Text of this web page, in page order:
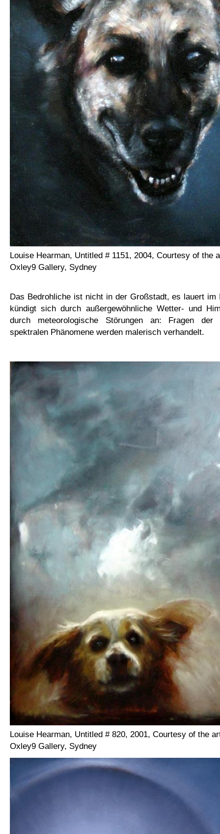
Louise Hearman, Untitled # 1151, 2004, Courtesy of the
Oxley9 Gallery, Sydney
Das Bedrohliche ist nicht in der Großstadt, es lauert im
kündigt sich durch außergewöhnliche Wetter- und
durch meteorologische Störungenan: Fragen der
spektralen Phänomene werden malerisch verhandelt.
Louise Hearman, Untitled # 820, 2001, Courtesy of the
Oxley9 Gallery, Sydney